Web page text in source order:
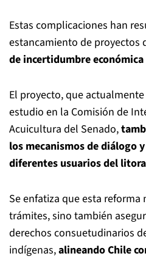
Estas complicaciones han
estancamiento de proyectos
de incertidumbre
El proyecto, que
estudio en la Comisión de
Acuicultura del Senado,
los mecanismos de diálogo
diferentes usuarios del
Se enfatiza que esta
trámites, sino también
derechos consuetudinarios
indígenas,alineando Chile